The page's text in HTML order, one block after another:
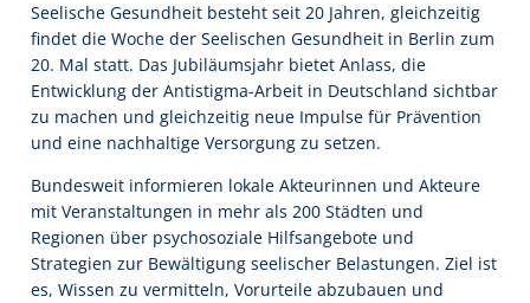
Seelische Gesundheit besteht seit 20 Jahren, gleichzeitig
findet die Woche der Seelischen Gesundheit in Berlin zum
20. Mal statt. Das Jubiläumsjahr bietet Anlass, die
Entwicklung der Antistigma-Arbeit in Deutschland sichtbar
zu machen und gleichzeitig neue Impulse für Prävention
und eine nachhaltige Versorgung zu setzen.
Bundesweit informieren lokale Akteurinnen und Akteure
mit Veranstaltungen in mehr als 200 Städten und
Regionen über psychosoziale Hilfsangebote und
Strategien zur Bewältigung seelischer Belastungen. Ziel ist
es, Wissen zu vermitteln, Vorurteile abzubauen und